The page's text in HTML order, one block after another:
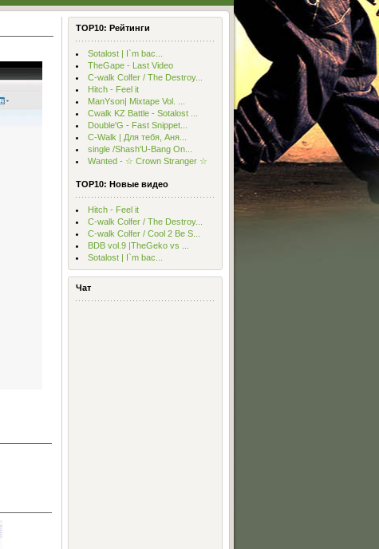
TOP10: Рейтинги
Sotalost | I`m bac...
TheGape - Last Video
С-walk Colfer / The Destroy...
Hitch - Feel it
ManYson| Mixtape Vol. ...
Cwalk KZ Battle - Sotalost ...
Double'G - Fast Snippet...
C-Walk | Для тебя, Аня...
single /Shash'U-Bang On...
Wanted - ☆ Crown Stranger ☆
TOP10: Новые видео
Hitch - Feel it
С-walk Colfer / The Destroy...
С-walk Colfer / Cool 2 Be S...
BDB vol.9 |TheGeko vs ...
Sotalost | I`m bac...
Чат